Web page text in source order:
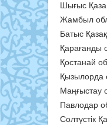
Шығыс
Жамбыл
Батыс
Қарағанды
Қостанай
Қызылорда
Маңғыстау
Павлодар
Солтүстік